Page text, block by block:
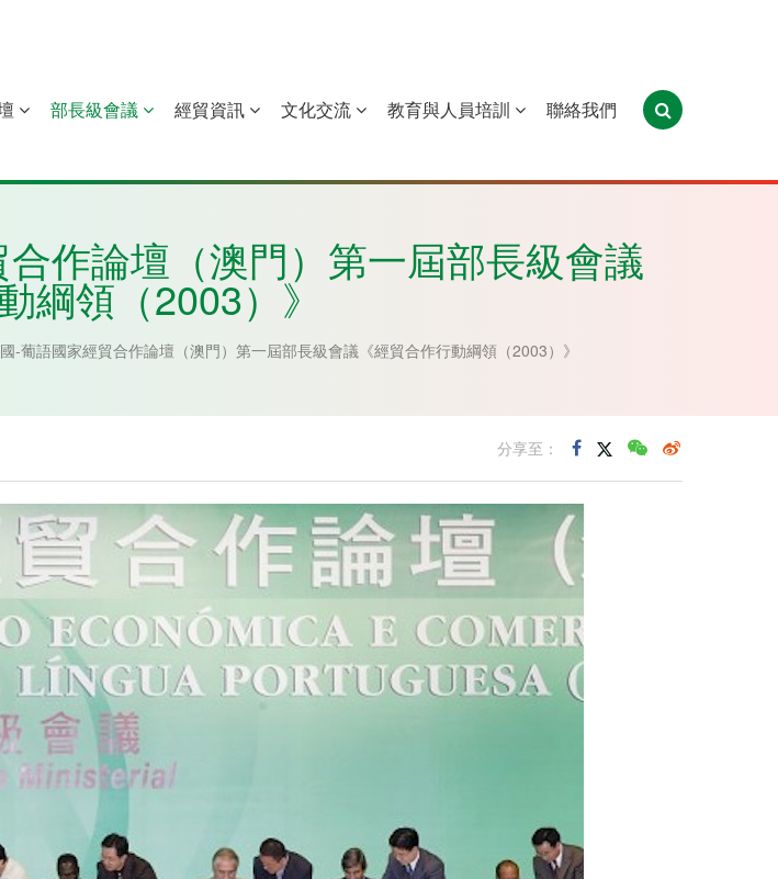
赤道幾內亞 莫桑比克 葡萄牙 聖多美和普林西比 東帝汶
部長級會議 經貿資訊 文化交流 教育與人員培訓 聯絡我們
作論壇（澳門）第一屆部長級會議
綱領（2003）》
-葡語國家經貿合作論壇（澳門）第一屆部長級會議《經貿合作行動綱領（2003）》
分享至：